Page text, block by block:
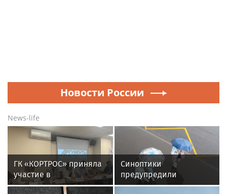
Новости России
News-life
ГК «КОРТРОС» приняла
участие в
пресс‑конференции о
Синоптики
предупредили
москвичей о жаркой